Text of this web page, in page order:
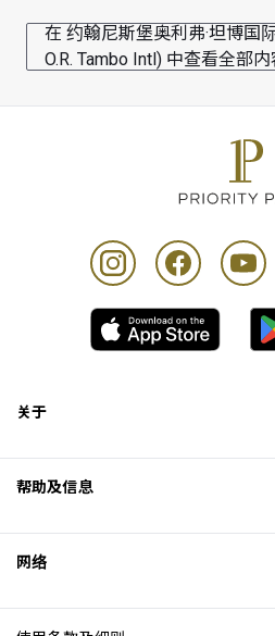
在 约翰尼斯堡奥利弗·坦博国
O.R. Tambo Intl) 中查看全部内
关于
Excellence Awards
帮助及信息
网络